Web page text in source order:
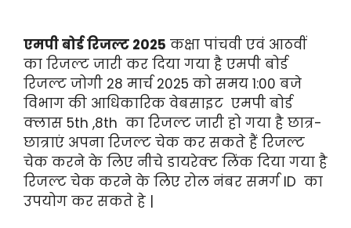
एमपी बोर्ड रिजल्ट 2025 कक्षा पांचवी एवं आठवीं
का रिजल्ट जारी कर दिया गया है एमपी बोर्ड
रिजल्ट जोगी 28 मार्च 2025 को समय 1:00 बजे
विभाग की आधिकारिक वेबसाइट एमपी बोर्ड
क्लास 5th ,8th का रिजल्ट जारी हो गया है छात्र-
छात्राएं अपना रिजल्ट चेक कर सकते हैं रिजल्ट
चेक करने के लिए नीचे डायरेक्ट लिंक दिया गया है
रिजल्ट चेक करने के लिए रोल नंबर समर्ग ID का
उपयोग कर सकते हे |